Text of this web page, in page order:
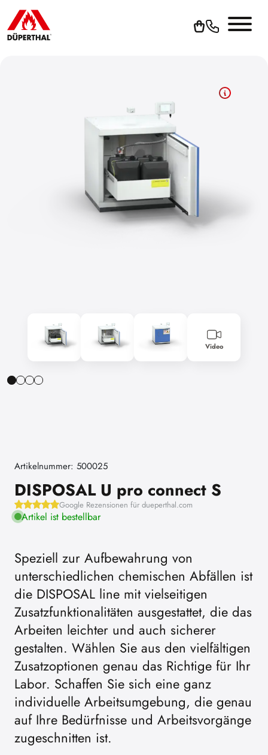
Video
Artikelnummer: 500025
DISPOSAL U pro connect S
Google Rezensionen für dueperthal.com
Artikel ist bestellbar
Speziell zur Aufbewahrung von
unterschiedlichen chemischen Abfällen ist
die DISPOSAL line mit vielseitigen
Zusatzfunktionalitäten ausgestattet, die das
Arbeiten leichter und auch sicherer
gestalten. Wählen Sie aus den vielfältigen
Zusatzoptionen genau das Richtige für Ihr
Labor. Schaffen Sie sich eine ganz
individuelle Arbeitsumgebung, die genau
auf Ihre Bedürfnisse und Arbeitsvorgänge
zugeschnitten ist.